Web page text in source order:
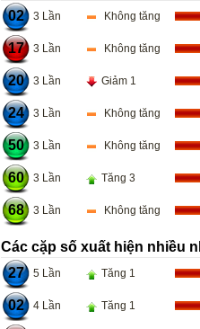
02
3 Lần Không tăng
17 3 Lần Không tăng
20 3 Lần Giảm 1
24 3 Lần Không tăng
50 3 Lần Không tăng
60 3 Lần Tăng 3
68 3 Lần Không tăng
Các cặp số xuất hiện nhiều
27
5 Lần Tăng 1
02 4 Lần Tăng 1